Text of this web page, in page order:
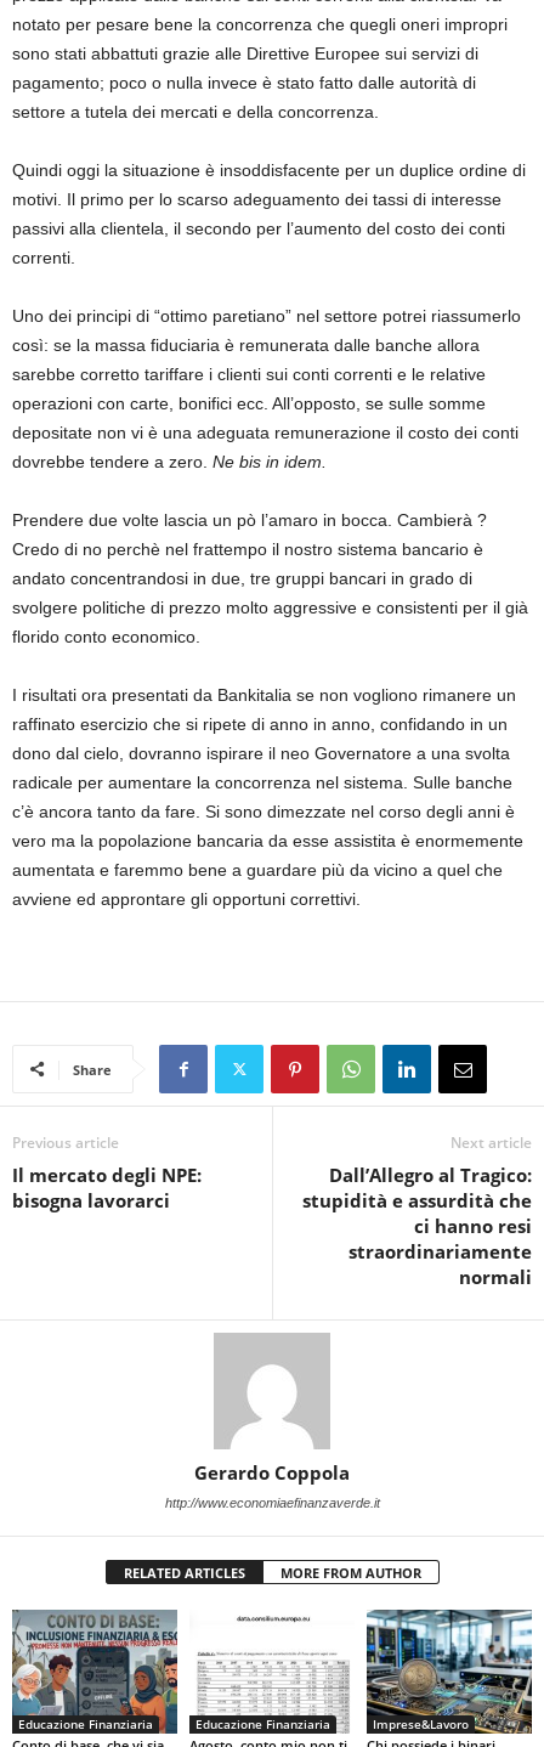
notato per pesare bene la concorrenza che quegli oneri impropri
sono stati abbattuti grazie alle Direttive Europee sui servizi di
pagamento; poco o nulla invece è stato fatto dalle autorità di
settore a tutela dei mercati e della concorrenza.
Quindi oggi la situazione è insoddisfacente per un duplice ordine di
motivi. Il primo per lo scarso adeguamento dei tassi di interesse
passivi alla clientela, il secondo per l’aumento del costo dei conti
correnti.
Uno dei principi di “ottimo paretiano” nel settore potrei riassumerlo
così: se la massa fiduciaria è remunerata dalle banche allora
sarebbe corretto tariffare i clienti sui conti correnti e le relative
operazioni con carte, bonifici ecc. All’opposto, se sulle somme
depositate non vi è una adeguata remunerazione il costo dei conti
dovrebbe tendere a zero. Ne bis in idem.
Prendere due volte lascia un pò l’amaro in bocca. Cambierà ?
Credo di no perchè nel frattempo il nostro sistema bancario è
andato concentrandosi in due, tre gruppi bancari in grado di
svolgere politiche di prezzo molto aggressive e consistenti per il già
florido conto economico.
I risultati ora presentati da Bankitalia se non vogliono rimanere un
raffinato esercizio che si ripete di anno in anno, confidando in un
dono dal cielo, dovranno ispirare il neo Governatore a una svolta
radicale per aumentare la concorrenza nel sistema. Sulle banche
c’è ancora tanto da fare. Si sono dimezzate nel corso degli anni è
vero ma la popolazione bancaria da esse assistita è enormemente
aumentata e faremmo bene a guardare più da vicino a quel che
avviene ed approntare gli opportuni correttivi.
Share
Previous article
Il mercato degli NPE:
bisogna lavorarci
Next article
Dall’Allegro al Tragico:
stupidità e assurdità che
ci hanno resi
straordinariamente
normali
Gerardo Coppola
http://www.economiaefinanzaverde.it
RELATED ARTICLES MORE FROM AUTHOR
Educazione Finanziaria Educazione Finanziaria Imprese&Lavoro